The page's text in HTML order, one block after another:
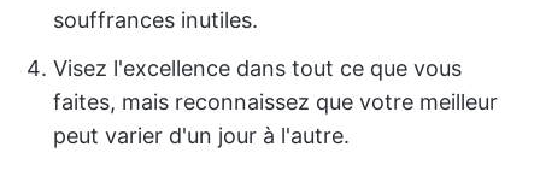
souffrances inutiles.
Visez l'excellence dans tout ce que vous
faites, mais reconnaissez que votre meilleur
peut varier d'un jour à l'autre.